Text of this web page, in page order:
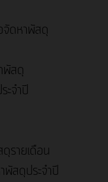
จัดหาพัสดุ
พัสดุ
ะจำปี
รายเดือน
สดุประจำปี